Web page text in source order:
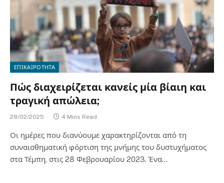
ΕΠΙΚΑΙΡΟΤΗΤΑ
Πώς διαχειρίζεται κανείς μία βίαιη και
τραγική απώλεια;
28/02/2025 4 Mins Read
Οι ημέρες που διανύουμε χαρακτηρίζονται από τη
συναισθηματική φόρτιση της μνήμης του δυστυχήματος
στα Τέμπη, στις 28 Φεβρουαρίου 2023. Ένα…